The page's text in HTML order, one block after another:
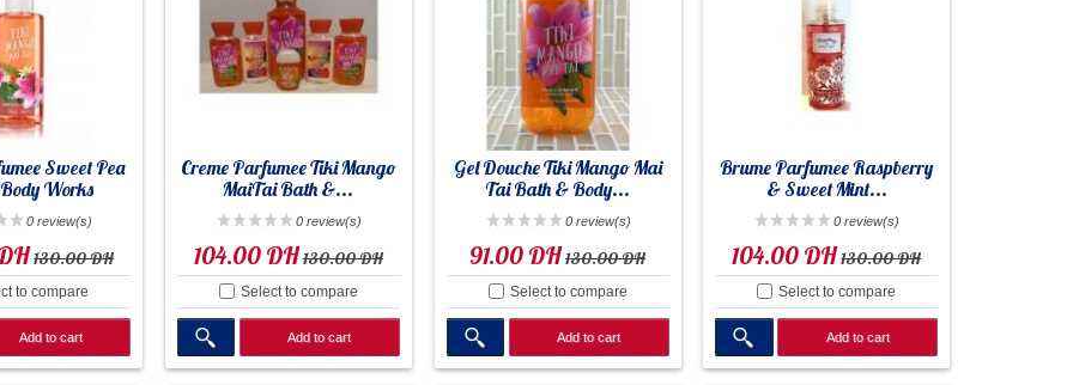
Sweet Pea
Works
0 review(s)
130.00 DH
to compare
Add to cart
Creme Parfumee Tiki Mango
MaiTai Bath &...
0 review(s)
104.00 DH130.00 DH
Select to compare
Add to cart
Gel Douche Tiki Mango Mai
Tai Bath & Body...
0 review(s)
91.00 DH130.00 DH
Select to compare
Add to cart
Brume Parfumee Raspberry
& Sweet Mint...
0 review(s)
104.00 DH130.00 DH
Select to compare
Add to cart